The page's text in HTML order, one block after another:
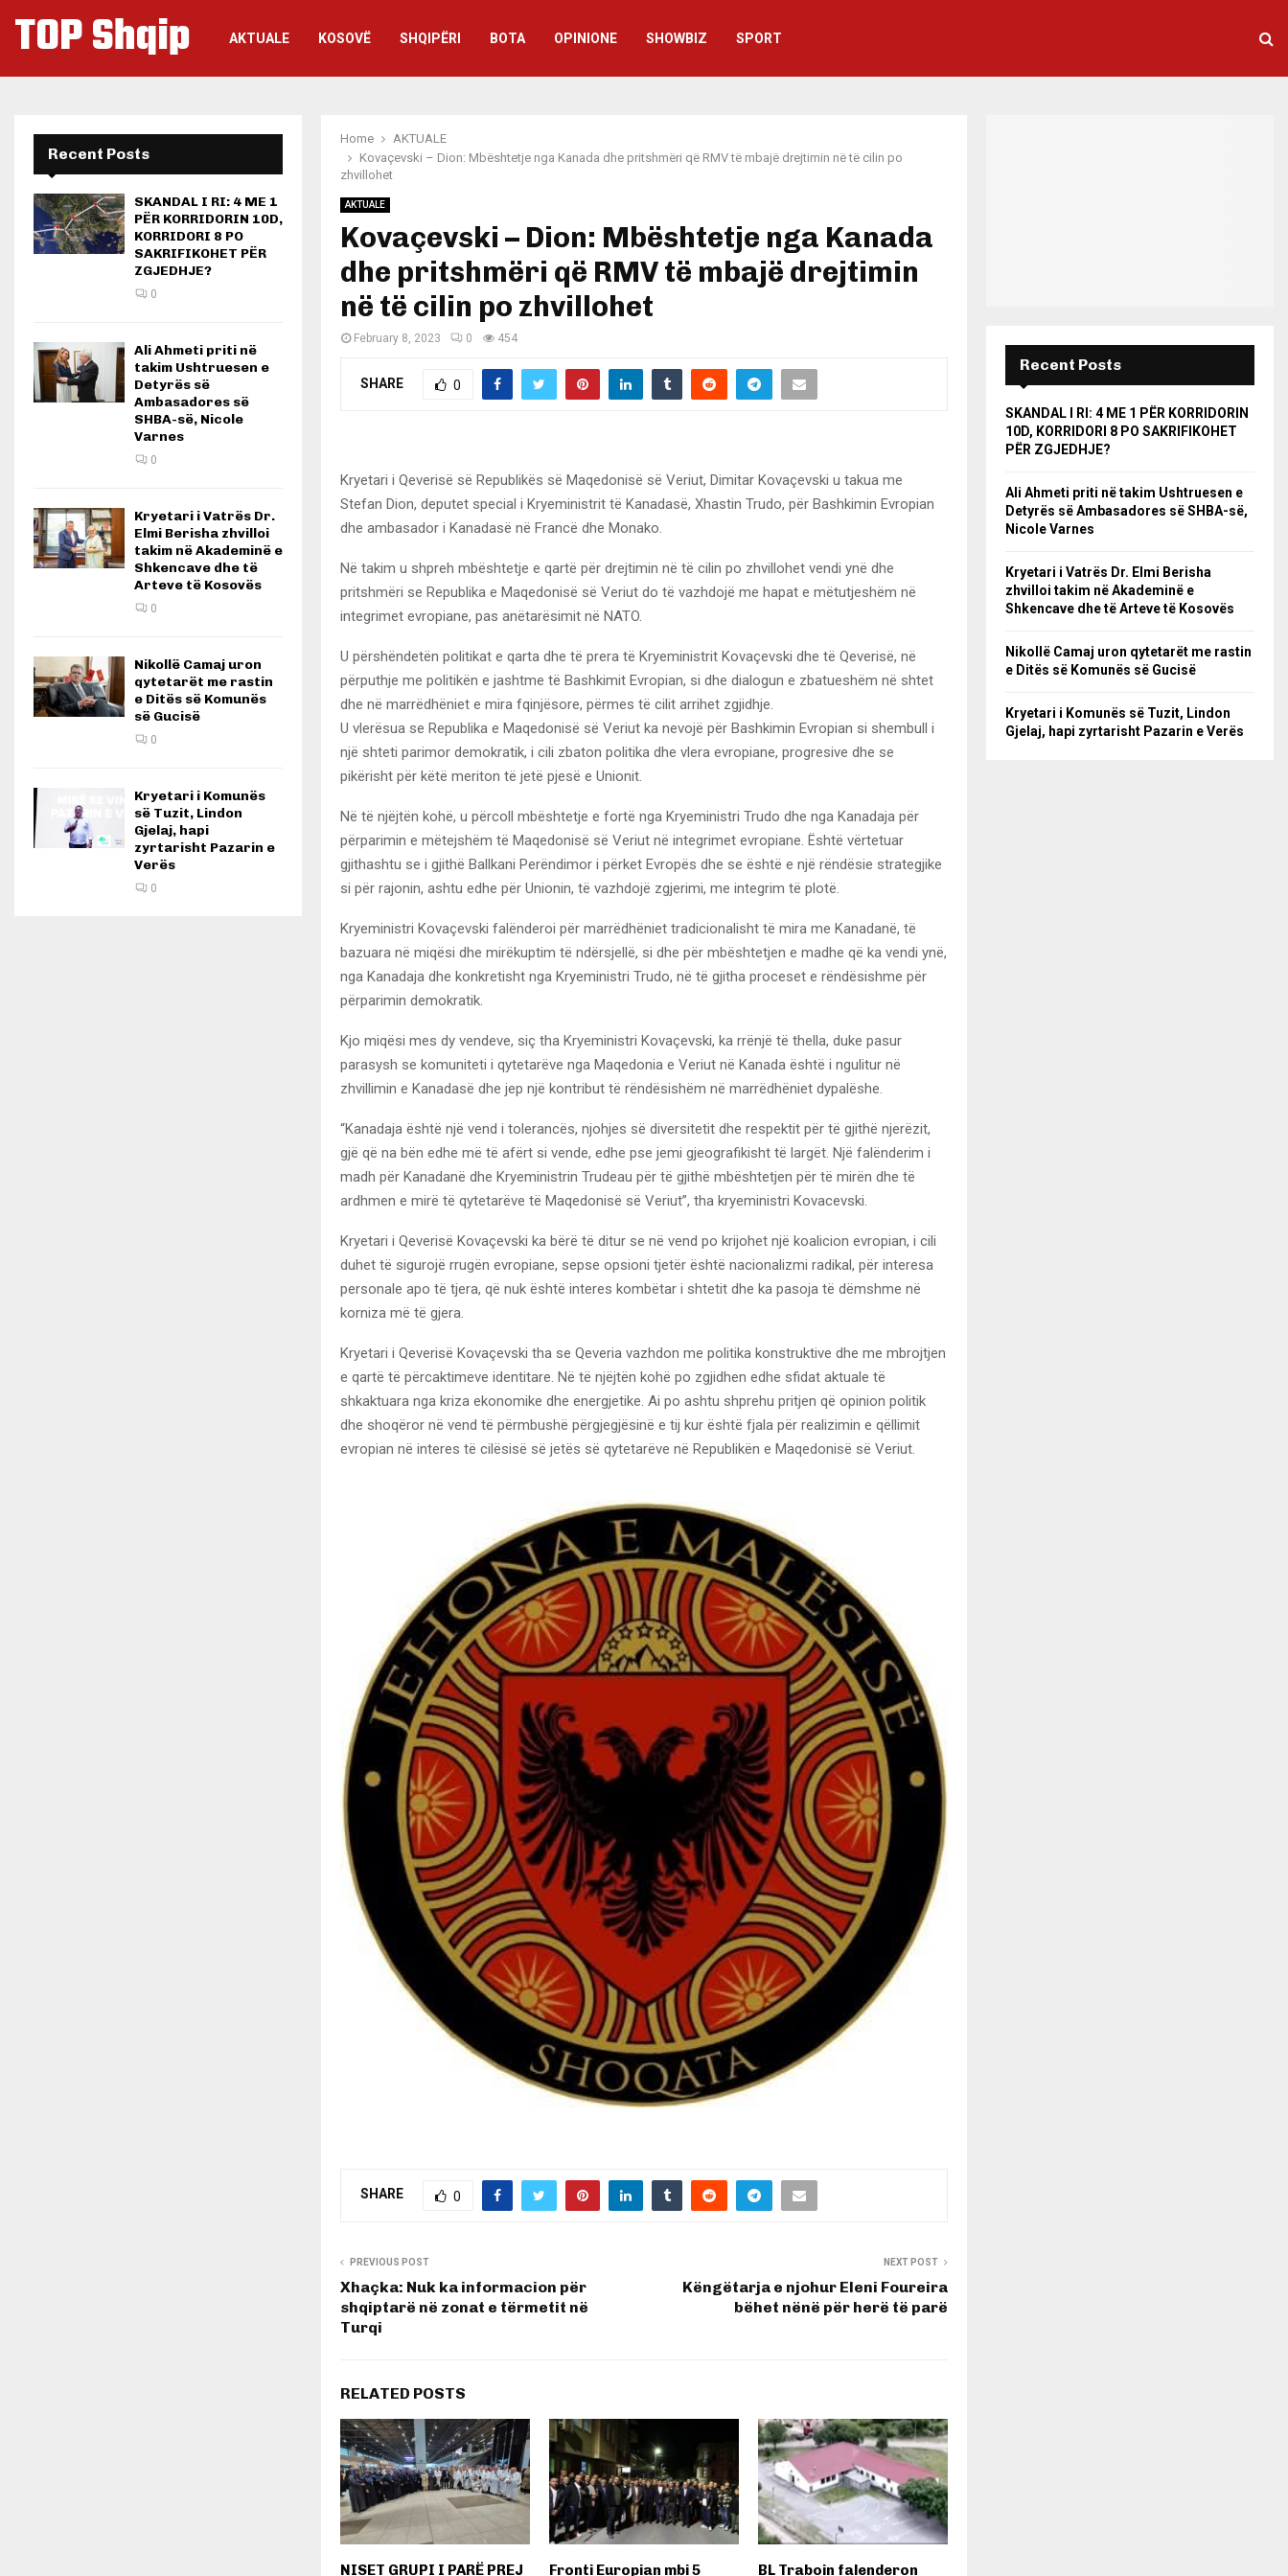
TOP Shqip AKTUALE KOSOVË SHQIPËRI BOTA OPINIONE SHOWBIZ SPORT
Home
AKTUALE
Kovaçevski – Dion: Mbështetje nga Kanada dhe pritshmëri që RMV të mbajë drejtimin në të cilin po
zhvillohet
AKTUALE
Kovaçevski – Dion: Mbështetje nga Kanada
dhe pritshmëri që RMV të mbajë drejtimin
në të cilin po zhvillohet
February 8, 2023 0 454
SHARE 0
Kryetari i Qeverisë së Republikës së Maqedonisë së Veriut, Dimitar Kovaçevski u takua me
Stefan Dion, deputet special i Kryeministrit të Kanadasë, Xhastin Trudo, për Bashkimin Evropian
dhe ambasador i Kanadasë në Francë dhe Monako.
Në takim u shpreh mbështetje e qartë për drejtimin në të cilin po zhvillohet vendi ynë dhe
pritshmëri se Republika e Maqedonisë së Veriut do të vazhdojë me hapat e mëtutjeshëm në
integrimet evropiane, pas anëtarësimit në NATO.
U përshëndetën politikat e qarta dhe të prera të Kryeministrit Kovaçevski dhe të Qeverisë, në
përputhje me politikën e jashtme të Bashkimit Evropian, si dhe dialogun e zbatueshëm në shtet
dhe në marrëdhëniet e mira fqinjësore, përmes të cilit arrihet zgjidhje.
U vlerësua se Republika e Maqedonisë së Veriut ka nevojë për Bashkimin Evropian si shembull i
një shteti parimor demokratik, i cili zbaton politika dhe vlera evropiane, progresive dhe se
pikërisht për këtë meriton të jetë pjesë e Unionit.
Në të njëjtën kohë, u përcoll mbështetje e fortë nga Kryeministri Trudo dhe nga Kanadaja për
përparimin e mëtejshëm të Maqedonisë së Veriut në integrimet evropiane. Është vërtetuar
gjithashtu se i gjithë Ballkani Perëndimor i përket Evropës dhe se është e një rëndësie strategjike
si për rajonin, ashtu edhe për Unionin, të vazhdojë zgjerimi, me integrim të plotë.
Kryeministri Kovaçevski falënderoi për marrëdhëniet tradicionalisht të mira me Kanadanë, të
bazuara në miqësi dhe mirëkuptim të ndërsjellë, si dhe për mbështetjen e madhe që ka vendi ynë,
nga Kanadaja dhe konkretisht nga Kryeministri Trudo, në të gjitha proceset e rëndësishme për
përparimin demokratik.
Kjo miqësi mes dy vendeve, siç tha Kryeministri Kovaçevski, ka rrënjë të thella, duke pasur
parasysh se komuniteti i qytetarëve nga Maqedonia e Veriut në Kanada është i ngulitur në
zhvillimin e Kanadasë dhe jep një kontribut të rëndësishëm në marrëdhëniet dypalëshe.
“Kanadaja është një vend i tolerancës, njohjes së diversitetit dhe respektit për të gjithë njerëzit,
gjë që na bën edhe më të afërt si vende, edhe pse jemi gjeografikisht të largët. Një falënderim i
madh për Kanadanë dhe Kryeministrin Trudeau për të gjithë mbështetjen për të mirën dhe të
ardhmen e mirë të qytetarëve të Maqedonisë së Veriut”, tha kryeministri Kovacevski.
Kryetari i Qeverisë Kovaçevski ka bërë të ditur se në vend po krijohet një koalicion evropian, i cili
duhet të sigurojë rrugën evropiane, sepse opsioni tjetër është nacionalizmi radikal, për interesa
personale apo të tjera, që nuk është interes kombëtar i shtetit dhe ka pasoja të dëmshme në
korniza më të gjera.
Kryetari i Qeverisë Kovaçevski tha se Qeveria vazhdon me politika konstruktive dhe me mbrojtjen
e qartë të përcaktimeve identitare. Në të njëjtën kohë po zgjidhen edhe sfidat aktuale të
shkaktuara nga kriza ekonomike dhe energjetike. Ai po ashtu shprehu pritjen që opinion politik
dhe shoqëror në vend të përmbushë përgjegjësinë e tij kur është fjala për realizimin e qëllimit
evropian në interes të cilësisë së jetës së qytetarëve në Republikën e Maqedonisë së Veriut.
SHARE 0
PREVIOUS POST
Xhaçka: Nuk ka informacion për
shqiptarë në zonat e tërmetit në
Turqi
NEXT POST
Këngëtarja e njohur Eleni Foureira
bëhet nënë për herë të parë
RELATED POSTS
NISET GRUPI I PARË PREJ Fronti Europian mbi 5 BL Traboin falenderon
Recent Posts
SKANDAL I RI: 4 ME 1
PËR KORRIDORIN 10D,
KORRIDORI 8 PO
SAKRIFIKOHET PËR
ZGJEDHJE?
0
Ali Ahmeti priti në
takim Ushtruesen e
Detyrës së
Ambasadores së
SHBA-së, Nicole
Varnes
0
Kryetari i Vatrës Dr.
Elmi Berisha zhvilloi
takim në Akademinë e
Shkencave dhe të
Arteve të Kosovës
0
Nikollë Camaj uron
qytetarët me rastin
e Ditës së Komunës
së Gucisë
0
Kryetari i Komunës
së Tuzit, Lindon
Gjelaj, hapi
zyrtarisht Pazarin e
Verës
0
Recent Posts
SKANDAL I RI: 4 ME 1 PËR KORRIDORIN
10D, KORRIDORI 8 PO SAKRIFIKOHET
PËR ZGJEDHJE?
Ali Ahmeti priti në takim Ushtruesen e
Detyrës së Ambasadores së SHBA-së,
Nicole Varnes
Kryetari i Vatrës Dr. Elmi Berisha
zhvilloi takim në Akademinë e
Shkencave dhe të Arteve të Kosovës
Nikollë Camaj uron qytetarët me rastin
e Ditës së Komunës së Gucisë
Kryetari i Komunës së Tuzit, Lindon
Gjelaj, hapi zyrtarisht Pazarin e Verës